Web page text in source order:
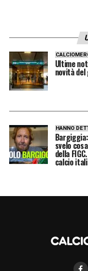
Ultime
novità
HANNO
svelo
della
calcio